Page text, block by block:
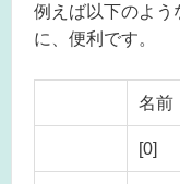
例えば以下のよう
に、便利です。
名前
[0]